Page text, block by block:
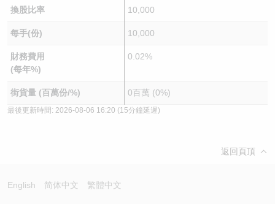
換股比率 10,000
每手(份) 10,000
財務費用
(每年%)
0.02%
街貨量 (百萬份/%) 0百萬 (0%)
最後更新時間: 2026-08-06 16:20 (15分鐘延遲)
返回頁頂
English 简体中文 繁體中文